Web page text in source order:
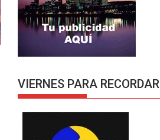
VIERNES PARA RECORDAR